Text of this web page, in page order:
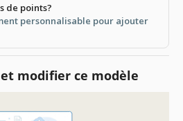
de points?
personnalisable pour ajouter
modifier ce modèle